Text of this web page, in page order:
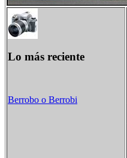
Lo más reciente
Berrobo o Berrobi